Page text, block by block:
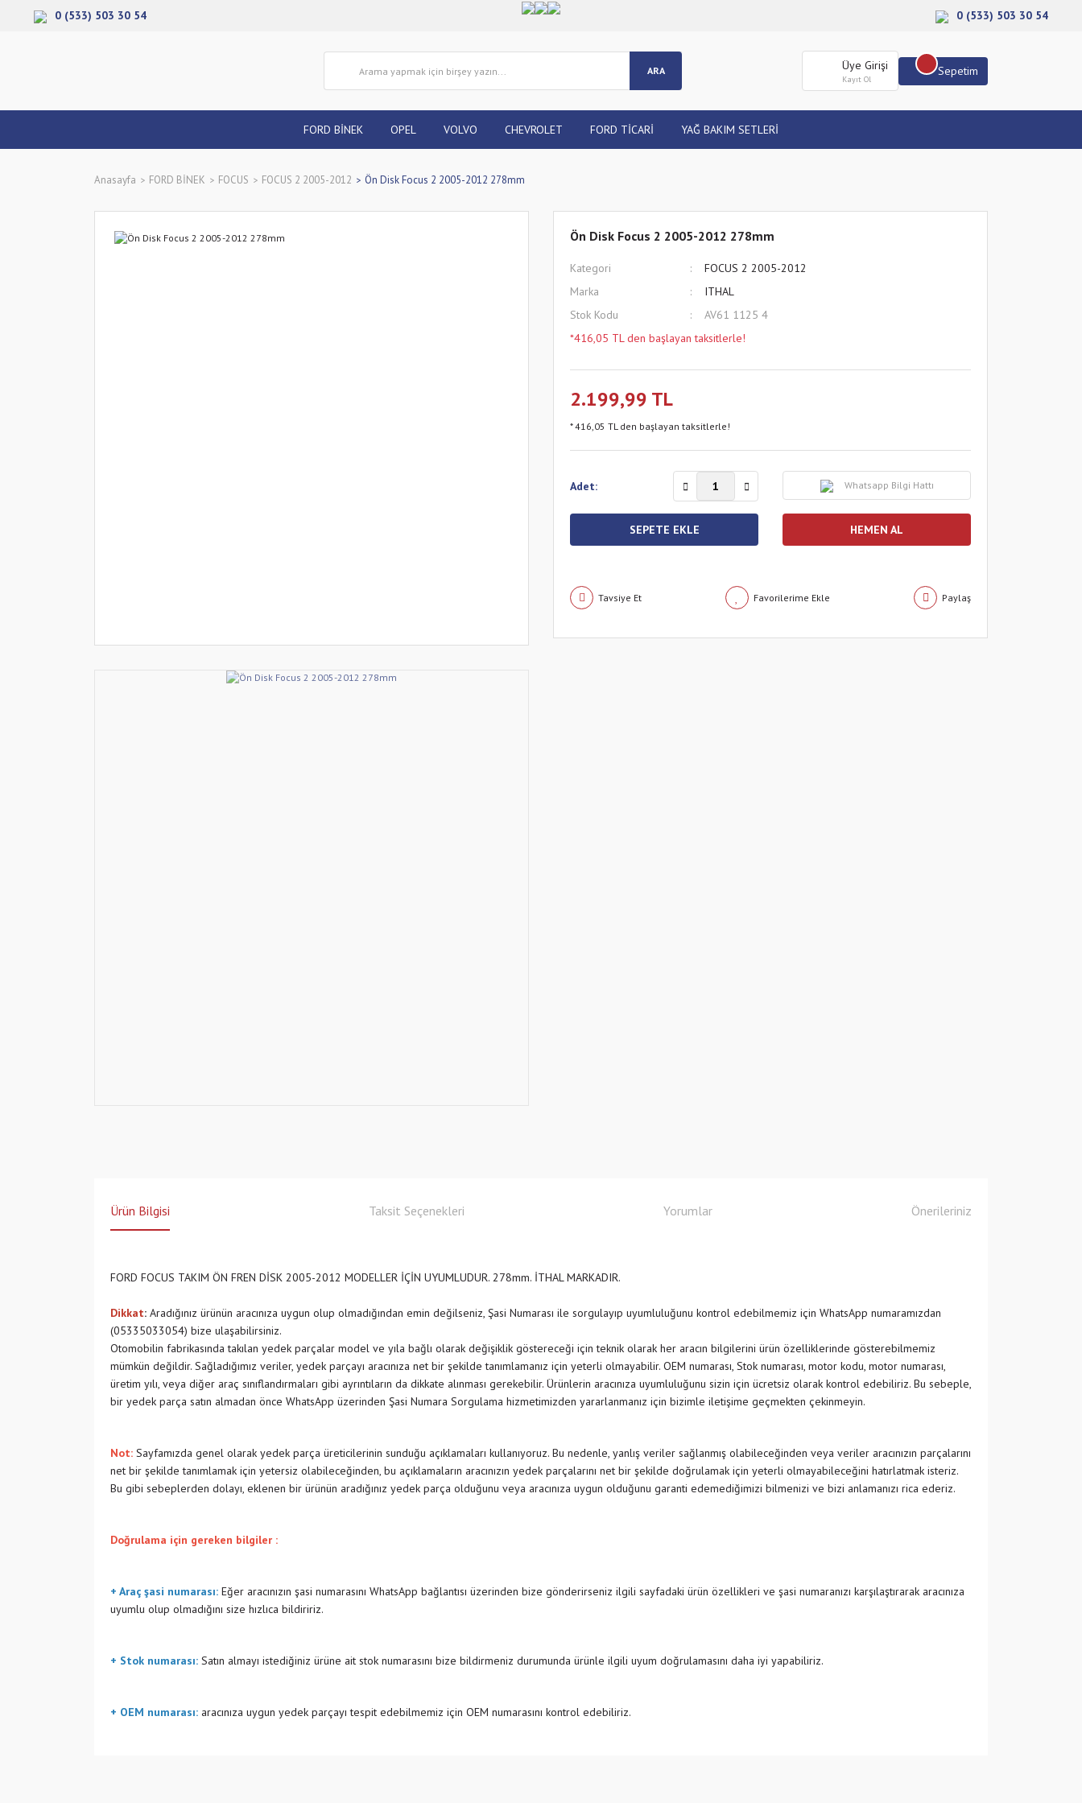
0 (533) 503 30 54 0 (533) 503 30 54
ARA Üye Girişi
Kayıt Ol
Sepetim
FORD BİNEK OPEL VOLVO CHEVROLET FORD TİCARİ YAĞ BAKIM SETLERİ
Anasayfa FORD BİNEK FOCUS FOCUS 2 2005-2012 Ön Disk Focus 2 2005-2012 278mm
Ön Disk Focus 2 2005-2012 278mm
Kategori
FOCUS 2 2005-2012
Marka
ITHAL
Stok Kodu
AV61 1125 4
*416,05 TL den başlayan taksitlerle!
2.199,99 TL
* 416,05 TL den başlayan taksitlerle!
Adet: Whatsapp Bilgi Hattı
SEPETE EKLE HEMEN AL
Tavsiye Et Paylaş
Ürün Bilgisi Taksit Seçenekleri Yorumlar Önerileriniz
FORD FOCUS TAKIM ÖN FREN DİSK 2005-2012 MODELLER İÇİN UYUMLUDUR. 278mm. İTHAL MARKADIR.
Dikkat: Aradığınız ürünün aracınıza uygun olup olmadığından emin değilseniz, Şasi Numarası ile sorgulayıp uyumluluğunu kontrol edebilmemiz için WhatsApp numaramızdan
(05335033054) bize ulaşabilirsiniz.
Otomobilin fabrikasında takılan yedek parçalar model ve yıla bağlı olarak değişiklik göstereceği için teknik olarak her aracın bilgilerini ürün özelliklerinde gösterebilmemiz
mümkün değildir. Sağladığımız veriler, yedek parçayı aracınıza net bir şekilde tanımlamanız için yeterli olmayabilir. OEM numarası, Stok numarası, motor kodu, motor numarası,
üretim yılı, veya diğer araç sınıflandırmaları gibi ayrıntıların da dikkate alınması gerekebilir. Ürünlerin aracınıza uyumluluğunu sizin için ücretsiz olarak kontrol edebiliriz. Bu sebeple,
bir yedek parça satın almadan önce WhatsApp üzerinden Şasi Numara Sorgulama hizmetimizden yararlanmanız için bizimle iletişime geçmekten çekinmeyin.
Not: Sayfamızda genel olarak yedek parça üreticilerinin sunduğu açıklamaları kullanıyoruz. Bu nedenle, yanlış veriler sağlanmış olabileceğinden veya veriler aracınızın parçalarını
net bir şekilde tanımlamak için yetersiz olabileceğinden, bu açıklamaların aracınızın yedek parçalarını net bir şekilde doğrulamak için yeterli olmayabileceğini hatırlatmak isteriz.
Bu gibi sebeplerden dolayı, eklenen bir ürünün aradığınız yedek parça olduğunu veya aracınıza uygun olduğunu garanti edemediğimizi bilmenizi ve bizi anlamanızı rica ederiz.
Doğrulama için gereken bilgiler :
+ Araç şasi numarası: Eğer aracınızın şasi numarasını WhatsApp bağlantısı üzerinden bize gönderirseniz ilgili sayfadaki ürün özellikleri ve şasi numaranızı karşılaştırarak aracınıza
uyumlu olup olmadığını size hızlıca bildiririz.
+ Stok numarası: Satın almayı istediğiniz ürüne ait stok numarasını bize bildirmeniz durumunda ürünle ilgili uyum doğrulamasını daha iyi yapabiliriz.
+ OEM numarası: aracınıza uygun yedek parçayı tespit edebilmemiz için OEM numarasını kontrol edebiliriz.